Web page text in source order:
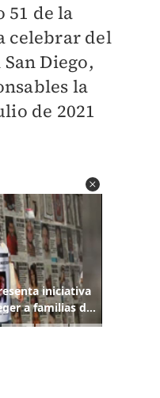
51 de la
celebrar del
Diego,
la
de 2021